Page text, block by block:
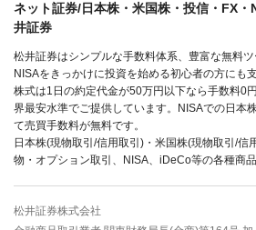
ネット証券/日本株・米国株・投信・FX・
井証券
松井証券はシンプルな手数料体系、豊富な無料
NISAをきっかけに投資を始める初心者の方にも
株式は1日の約定代金が50万円以下なら手数料0
界最安水準でご提供しています。NISAでの日本
て売買手数料が無料です。
日本株(現物取引/信用取引)・米国株(現物取引/信
物・オプション取引、NISA、iDeCo等の各種商
松井証券株式会社